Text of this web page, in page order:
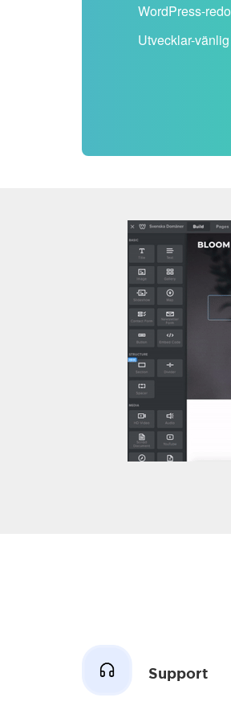
WordPress-redo
Utvecklar-vänlig
Support